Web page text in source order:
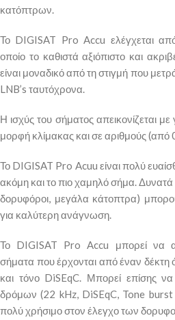
κατόπτρων.
Το DIGISAT Pro Accu ελέγχεται
οποίο το καθιστά αξιόπιστο και
είναι μοναδικό από τη στιγμή που
LNB’s ταυτόχρονα.
Η ισχύς του σήματος απεικονίζεται
μορφή κλίμακας και σε αριθμούς (από
Το DIGISAT Pro Acuu είναι πολύ
ακόμη και το πιο χαμηλό σήμα.
δορυφόροι, μεγάλα κάτοπτρα)
για καλύτερη ανάγνωση.
Το DIGISAT Pro Accu μπορεί να
σήματα που έρχονται από έναν
και τόνο DiSEqC. Μπορεί επίσης
δρόμων (22 kHz, DiSEqC, Tone burst
πολύ χρήσιμο στον έλεγχο των